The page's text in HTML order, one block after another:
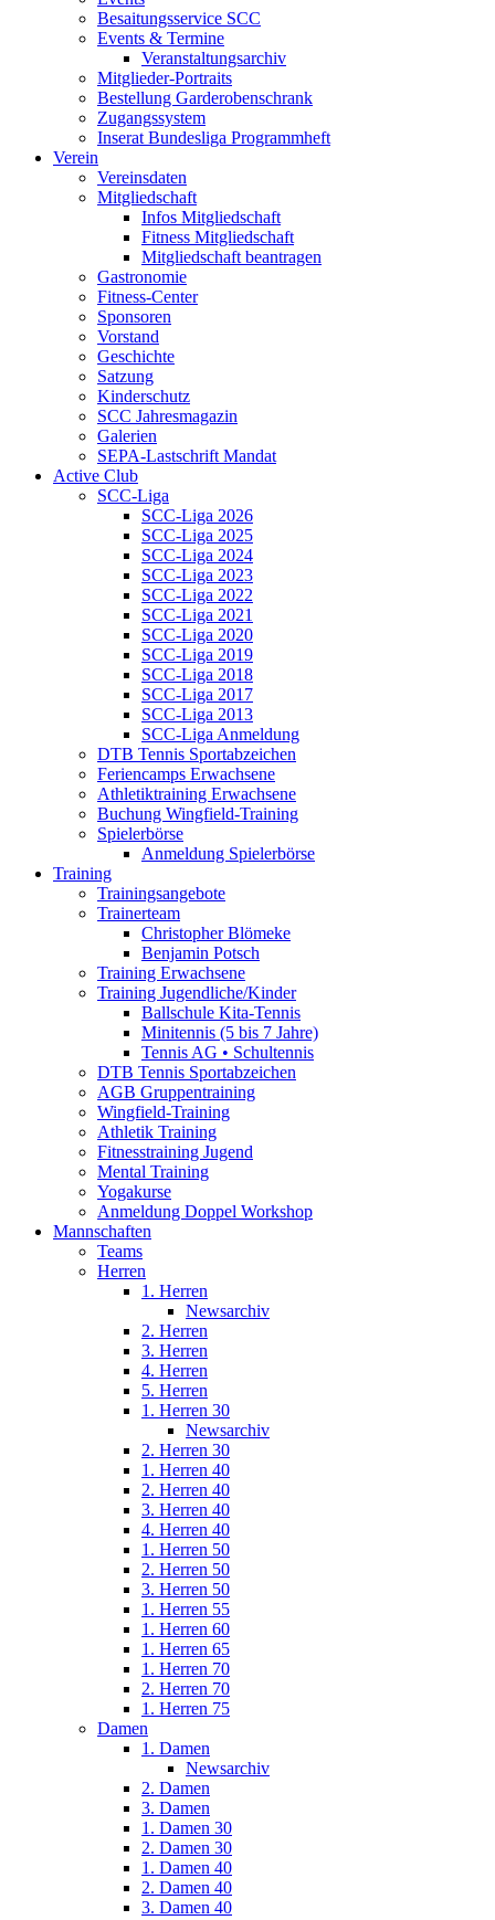
Besaitungsservice SCC
Events & Termine
Veranstaltungsarchiv
Mitglieder-Portraits
Bestellung Garderobenschrank
Zugangssystem
Inserat Bundesliga Programmheft
Verein
Vereinsdaten
Mitgliedschaft
Infos Mitgliedschaft
Fitness Mitgliedschaft
Mitgliedschaft beantragen
Gastronomie
Fitness-Center
Sponsoren
Vorstand
Geschichte
Satzung
Kinderschutz
SCC Jahresmagazin
Galerien
SEPA-Lastschrift Mandat
Active Club
SCC-Liga
SCC-Liga 2026
SCC-Liga 2025
SCC-Liga 2024
SCC-Liga 2023
SCC-Liga 2022
SCC-Liga 2021
SCC-Liga 2020
SCC-Liga 2019
SCC-Liga 2018
SCC-Liga 2017
SCC-Liga 2013
SCC-Liga Anmeldung
DTB Tennis Sportabzeichen
Feriencamps Erwachsene
Athletiktraining Erwachsene
Buchung Wingfield-Training
Spielerbörse
Anmeldung Spielerbörse
Training
Trainingsangebote
Trainerteam
Christopher Blömeke
Benjamin Potsch
Training Erwachsene
Training Jugendliche/Kinder
Ballschule Kita-Tennis
Minitennis (5 bis 7 Jahre)
Tennis AG • Schultennis
DTB Tennis Sportabzeichen
AGB Gruppentraining
Wingfield-Training
Athletik Training
Fitnesstraining Jugend
Mental Training
Yogakurse
Anmeldung Doppel Workshop
Mannschaften
Teams
Herren
1. Herren
Newsarchiv
2. Herren
3. Herren
4. Herren
5. Herren
1. Herren 30
Newsarchiv
2. Herren 30
1. Herren 40
2. Herren 40
3. Herren 40
4. Herren 40
1. Herren 50
2. Herren 50
3. Herren 50
1. Herren 55
1. Herren 60
1. Herren 65
1. Herren 70
2. Herren 70
1. Herren 75
Damen
1. Damen
Newsarchiv
2. Damen
3. Damen
1. Damen 30
2. Damen 30
1. Damen 40
2. Damen 40
3. Damen 40